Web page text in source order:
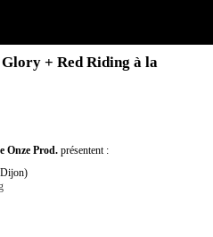
+ Red Riding à la
Onze Prod. présentent :